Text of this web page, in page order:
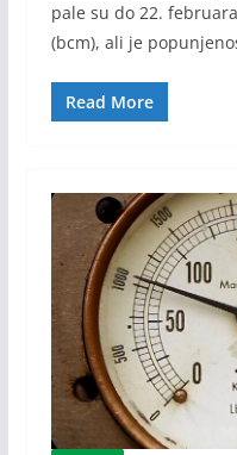
pale su do 22.
(bcm), ali je
Read More